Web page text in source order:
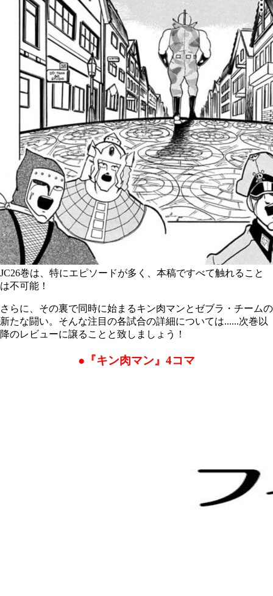
JC26巻は、特にエピソードが多く、本稿ですべて触れること
は不可能！
さらに、その裏で同時に始まるキン肉マンとゼブラ・チームの
新たな闘い。そんな注目の各試合の詳細については......次巻以
降のレビューに譲ることと致しましょう！
●『キン肉マン』4コマ